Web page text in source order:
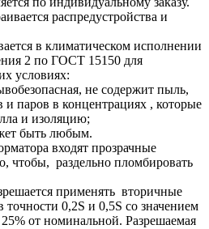
распредустройства и
в климатическом исполнении
2 по ГОСТ 15150 для
условиях:
не содержит пыль,
и паров в концентрациях , которые
и изоляцию;
быть любым.
входят прозрачные
чтобы, раздельно пломбировать
применять вторичные
точности 0,2S и 0,5S со значением
от номинальной. Разрешаемая